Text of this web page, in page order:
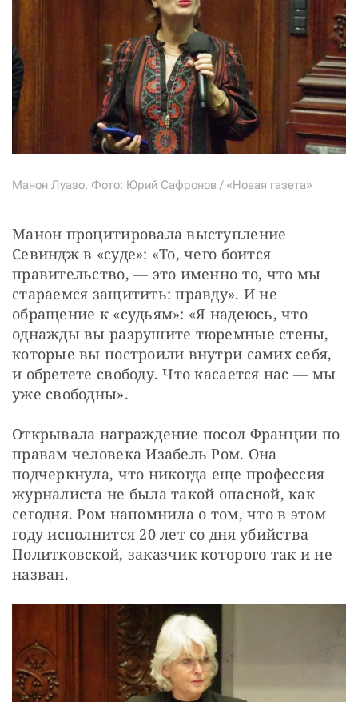
Манон Луазо. Фото: Юрий Сафронов / «Новая газета»
Манон процитировала выступление
Севиндж в «суде»: «То, чего боится
правительство, — это именно то, что мы
стараемся защитить: правду». И не
обращение к «судьям»: «Я надеюсь, что
однажды вы разрушите тюремные стены,
которые вы построили внутри самих себя,
и обретете свободу. Что касается нас — мы
уже свободны».
Открывала награждение посол Франции по
правам человека Изабель Ром. Она
подчеркнула, что никогда еще профессия
журналиста не была такой опасной, как
сегодня. Ром напомнила о том, что в этом
году исполнится 20 лет со дня убийства
Политковской, заказчик которого так и не
назван.